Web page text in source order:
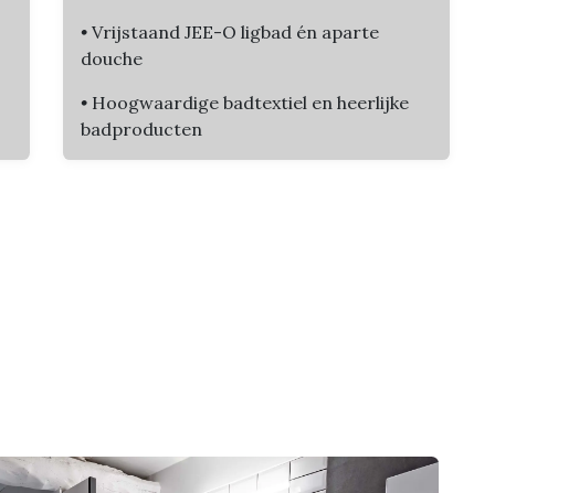
• Vrijstaand JEE-O ligbad én aparte
douche
• Hoogwaardige badtextiel en heerlijke
badproducten